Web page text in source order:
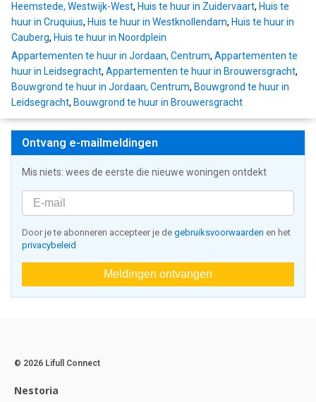
Heemstede, Westwijk-West, Huis te huur in Zuidervaart, Huis te
huur in Cruquius, Huis te huur in Westknollendam, Huis te huur in
Cauberg, Huis te huur in Noordplein
Appartementen te huur in Jordaan, Centrum, Appartementen te
huur in Leidsegracht, Appartementen te huur in Brouwersgracht,
Bouwgrond te huur in Jordaan, Centrum, Bouwgrond te huur in
Leidsegracht, Bouwgrond te huur in Brouwersgracht
Ontvang e-mailmeldingen
Mis niets: wees de eerste die nieuwe woningen ontdekt
Door je te abonneren accepteer je de gebruiksvoorwaarden en het
privacybeleid
Meldingen ontvangen
© 2026 Lifull Connect
Nestoria